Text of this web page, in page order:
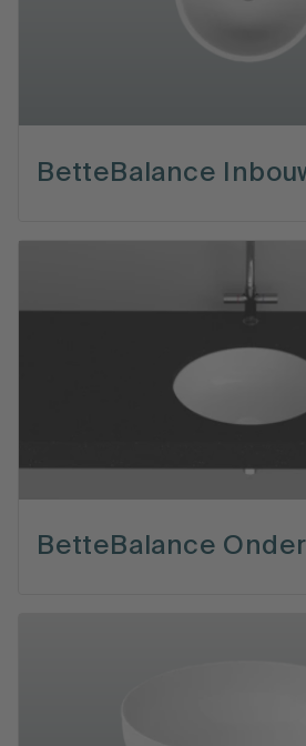
BetteBalance
BetteBalance